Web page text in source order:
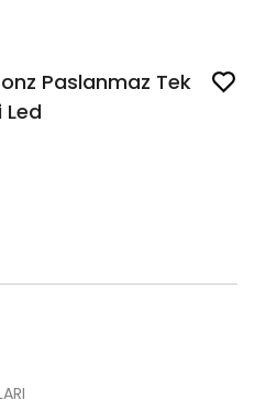
Paslanmaz Tek
Led